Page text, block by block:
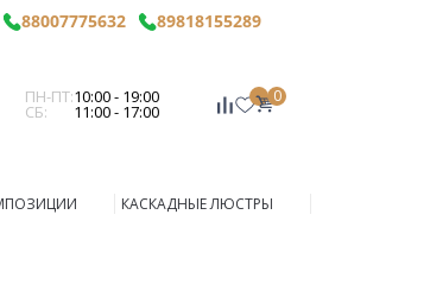
88007775632 89818155289
ПН-ПТ:10:00 - 19:00
СБ: 11:00 - 17:00
0
КАСКАДНЫЕ ЛЮСТРЫ